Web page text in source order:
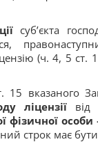
суб’єкта
(ч. 4, 5
15 вказаного
ліцензії від
фізичної особи
строк має